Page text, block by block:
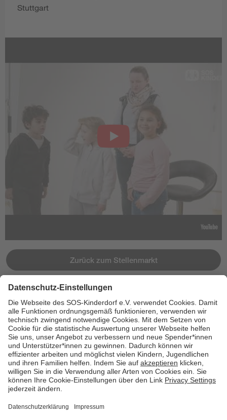
Stuttgart
Zurück zum Stellenmarkt
Jetzt bewerben